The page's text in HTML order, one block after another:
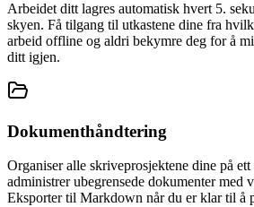
Arbeidet ditt lagres automatisk hvert 5.
skyen. Få tilgang til utkastene dine fra
arbeid offline og aldri bekymre deg for å
ditt igjen.
Dokumenthåndtering
Organiser alle skriveprosjektene dine på
administrer ubegrensede dokumenter med
Eksporter til Markdown når du er klar til å